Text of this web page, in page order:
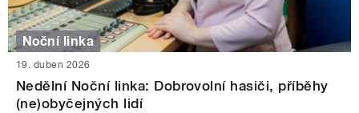
Noční linka
19. duben 2026
Nedělní Noční linka: Dobrovolní hasiči, příběhy
(ne)obyčejných lidí